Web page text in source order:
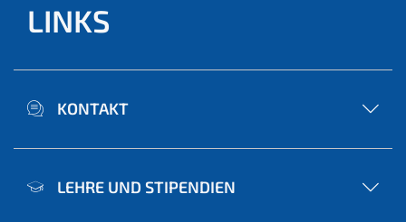
LINKS
KONTAKT
LEHRE UND STIPENDIEN